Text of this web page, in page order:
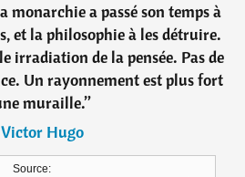
a passé son temps à
et la philosophie à les détruire.
irradiation de la pensée. Pas de
Un rayonnement est plus fort
muraille.”
Victor Hugo
Source: